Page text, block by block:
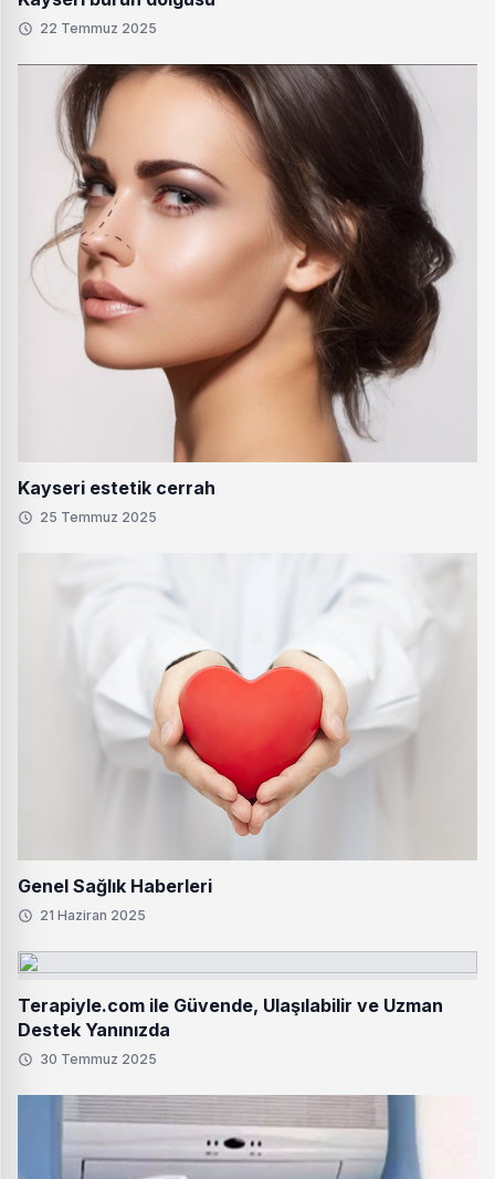
22 Temmuz 2025
Kayseri estetik cerrah
25 Temmuz 2025
Genel Sağlık Haberleri
21 Haziran 2025
Terapiyle.com ile Güvende, Ulaşılabilir ve Uzman
Destek Yanınızda
30 Temmuz 2025